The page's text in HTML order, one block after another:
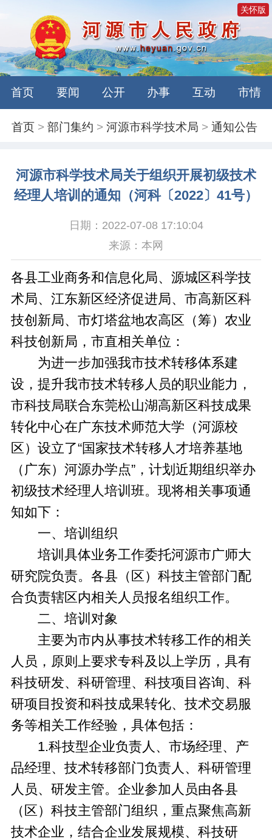
关怀版
首页 要闻 公开 办事 互动 市情
首页 >部门集约 >河源市科学技术局 >通知公告
河源市科学技术局关于组织开展初级技术
经理人培训的通知（河科〔2022〕41号）
日期：2022-07-08 17:10:04
来源：本网
各县工业商务和信息化局、源城区科学技
术局、江东新区经济促进局、市高新区科
技创新局、市灯塔盆地农高区（筹）农业
科技创新局，市直相关单位：
为进一步加强我市技术转移体系建
设，提升我市技术转移人员的职业能力，
市科技局联合东莞松山湖高新区科技成果
转化中心在广东技术师范大学（河源校
区）设立了“国家技术转移人才培养基地
（广东）河源办学点”，计划近期组织举办
初级技术经理人培训班。现将相关事项通
知如下：
一、培训组织
培训具体业务工作委托河源市广师大
研究院负责。各县（区）科技主管部门配
合负责辖区内相关人员报名组织工作。
二、培训对象
主要为市内从事技术转移工作的相关
人员，原则上要求专科及以上学历，具有
科技研发、科研管理、科技项目咨询、科
研项目投资和科技成果转化、技术交易服
务等相关工作经验，具体包括：
1.科技型企业负责人、市场经理、产
品经理、技术转移部门负责人、科研管理
人员、研发主管。企业参加人员由各县
（区）科技主管部门组织，重点聚焦高新
技术企业，结合企业发展规模、科技研